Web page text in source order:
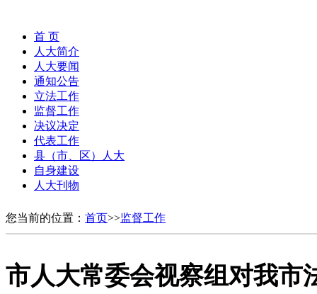
首 页
人大简介
人大要闻
通知公告
立法工作
监督工作
决议决定
代表工作
县（市、区）人大
自身建设
人大刊物
您当前的位置： 首页>>监督工作
市人大常委会视察组对我市